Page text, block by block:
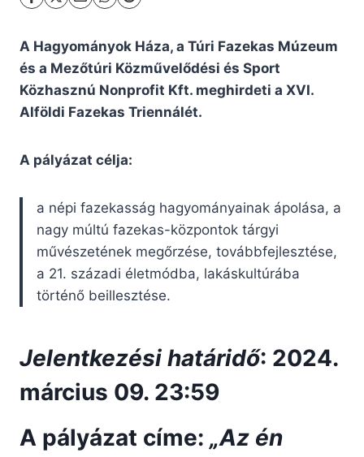
A Hagyományok Háza, a Túri Fazekas Múzeum
és a Mezőtúri Közművelődési és Sport
Közhasznú Nonprofit Kft. meghirdeti a XVI.
Alföldi Fazekas Triennálét.
A pályázat célja:
a népi fazekasság hagyományainak ápolása, a
nagy múltú fazekas-központok tárgyi
művészetének megőrzése, továbbfejlesztése,
a 21. századi életmódba, lakáskultúrába
történő beillesztése.
Jelentkezési határidő: 2024.
március 09. 23:59
A pályázat címe: „Az én